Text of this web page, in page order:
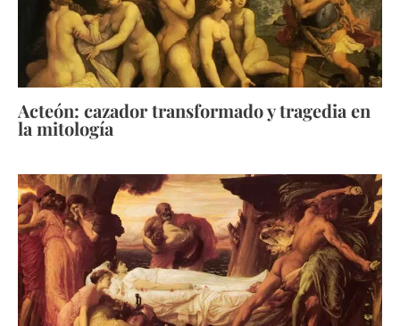
Acteón: cazador transformado y tragedia en
la mitología